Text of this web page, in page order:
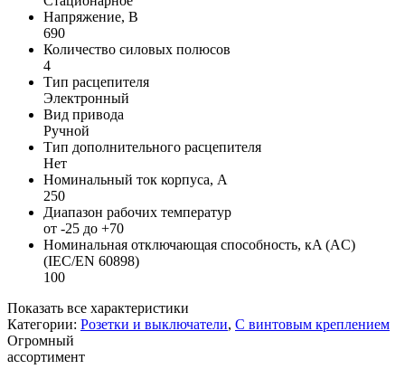
Напряжение, В
690
Количество силовых полюсов
4
Тип расцепителя
Электронный
Вид привода
Ручной
Тип дополнительного расцепителя
Нет
Номинальный ток корпуса, А
250
Диапазон рабочих температур
от -25 до +70
Номинальная отключающая способность, кA (AC)
(IEC/EN 60898)
100
Показать все характеристики
Категории: Розетки и выключатели, С винтовым креплением
Огромный
ассортимент